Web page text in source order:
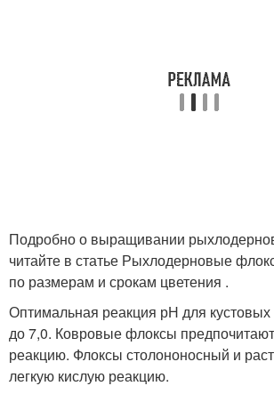
Подробно о выращивании
читайте в статье Рыхлодерновые
по размерам и срокам цветения .
Оптимальная реакция рН для
до 7,0. Ковровые флоксы
реакцию. Флоксы столононосный и
легкую кислую реакцию.